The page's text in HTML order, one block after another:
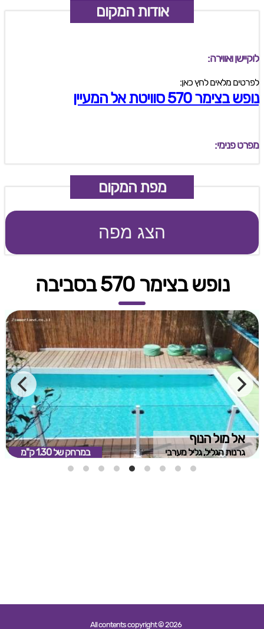
אודות המקום
לוקיישן ואווירה:
לפרטים מלאים לחץ כאן:
נופש בצימר 570 סוויטת אל המעיין
מפרט פנימי:
מפת המקום
הצג מפה
נופש בצימר 570 בסביבה
אל מול הנוף
גרנות הגליל, גליל מערבי במרחק של 1.30 ק"מ
All contents copyright © 2026